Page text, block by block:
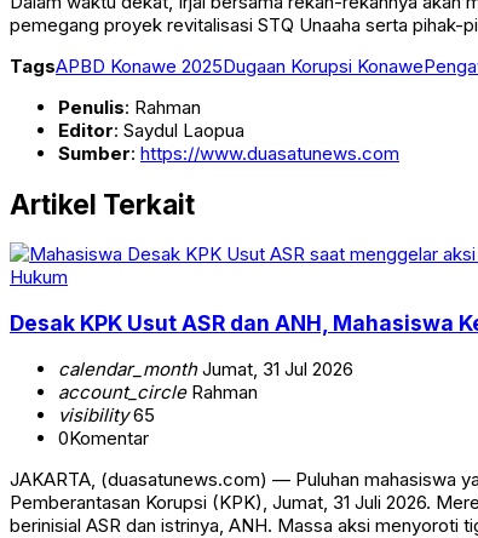
pemegang proyek revitalisasi STQ Unaaha serta pihak-
TagsAPBD Konawe 2025Dugaan Korupsi Konawe
Penulis: Rahman
Editor: Saydul Laopua
Sumber: https://www.duasatunews.com
Artikel Terkait
Hukum
Desak KPK Usut ASR dan ANH, Mahasiswa
calendar_monthJumat, 31 Jul 2026
account_circleRahman
visibility65
0Komentar
JAKARTA, (duasatunews.com) — Puluhan mahasiswa
Pemberantasan Korupsi (KPK), Jumat, 31 Juli 2026.
berinisial ASR dan istrinya, ANH. Massa aksi menyoroti